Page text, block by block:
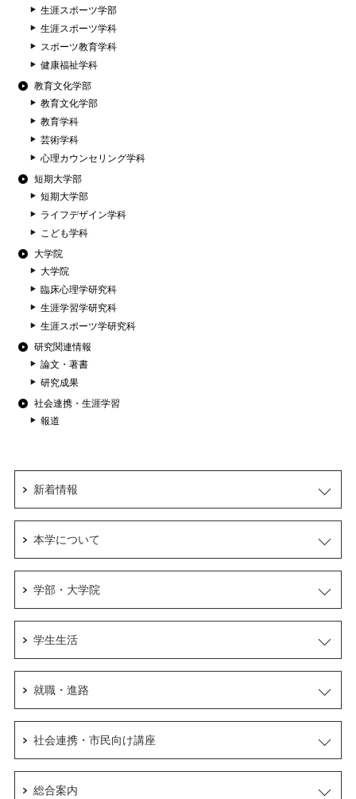
生涯スポーツ学部
生涯スポーツ学科
スポーツ教育学科
健康福祉学科
教育文化学部
教育文化学部
教育学科
芸術学科
心理カウンセリング学科
短期大学部
短期大学部
ライフデザイン学科
こども学科
大学院
大学院
臨床心理学研究科
生涯学習学研究科
生涯スポーツ学研究科
研究関連情報
論文・著書
研究成果
社会連携・生涯学習
報道
新着情報
本学について
学部・大学院
学生生活
就職・進路
社会連携・市民向け講座
総合案内